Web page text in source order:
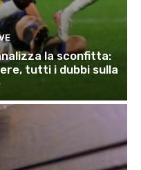
la sconfitta:
tutti i dubbi sulla